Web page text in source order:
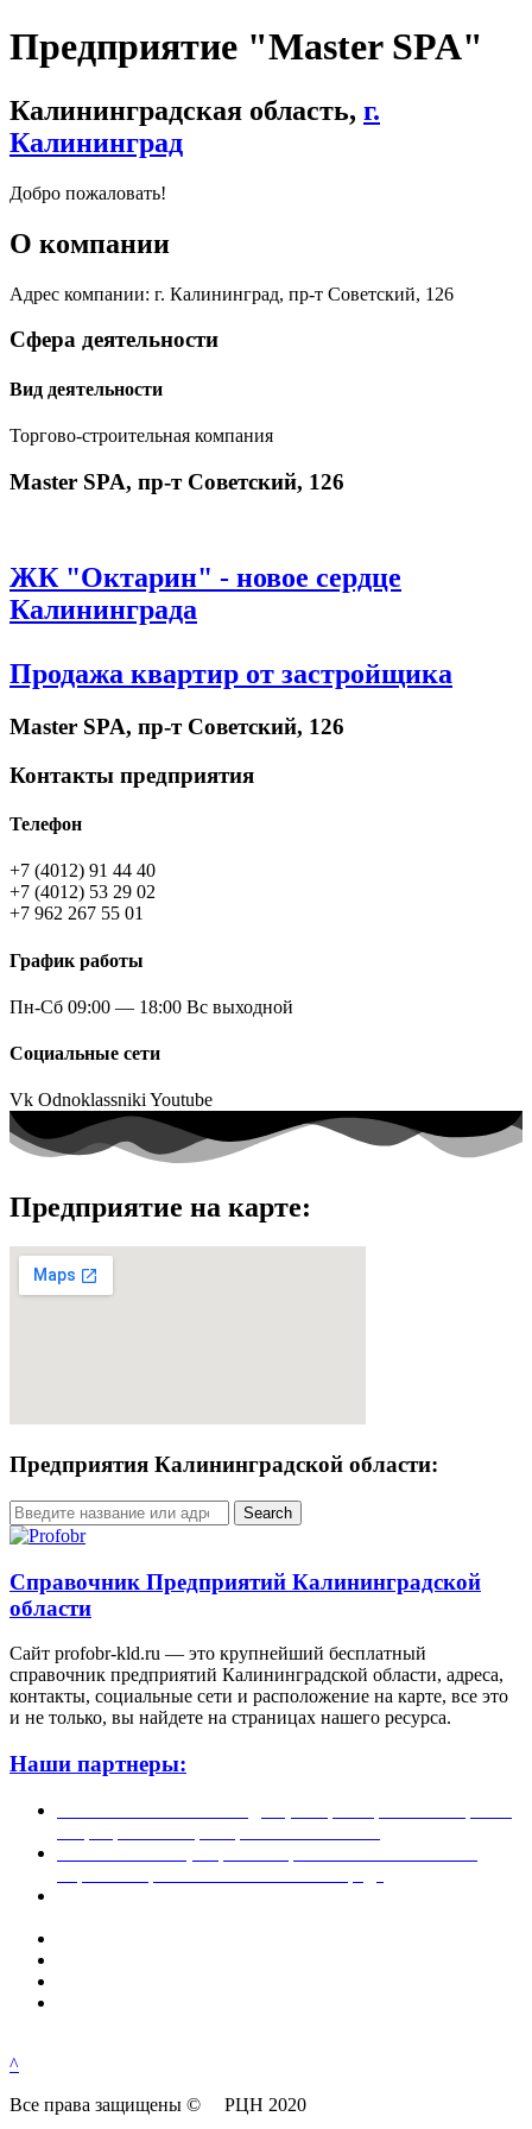
Предприятие "Мaster SPA"
Калининградская область, г.
Калининград
Добро пожаловать!
О компании
Адрес компании: г. Калининград, пр-т Советский, 126
Сфера деятельности
Вид деятельности
Торгово-строительная компания
Мaster SPA, пр-т Советский, 126
ЖК "Октарин" - новое сердце
Калининграда
Продажа квартир от застройщика
Мaster SPA, пр-т Советский, 126
Контакты предприятия
Телефон
+7 (4012) 91 44 40
+7 (4012) 53 29 02
+7 962 267 55 01
График работы
Пн-Сб 09:00 — 18:00 Вс выходной
Социальные сети
Vk OdnoklassnikiYoutube
Предприятие на карте:
Предприятия Калининградской области:
Search
Справочник Предприятий Калининградской
области
Сайт profobr-kld.ru — это крупнейший бесплатный
справочник предприятий Калининградской области, адреса,
контакты, социальные сети и расположение на карте, все это
и не только, вы найдете на страницах нашего ресурса.
Наши партнеры:
^
Все права защищены © РЦН 2020